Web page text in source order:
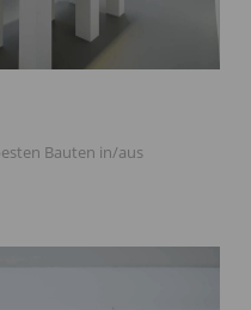
Bauten in/aus